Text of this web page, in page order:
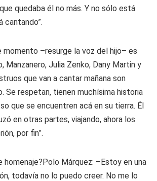
quedaba él no más. Y no sólo está
cantando”.
momento –resurge la voz del hijo– es
Manzanero, Julia Zenko, Dany Martin y
que van a cantar mañana son
Se respetan, tienen muchísima historia
que se encuentren acá en su tierra. Él
en otras partes, viajando, ahora los
por fin”.
homenaje?Polo Márquez: –Estoy en una
todavía no lo puedo creer. No me lo